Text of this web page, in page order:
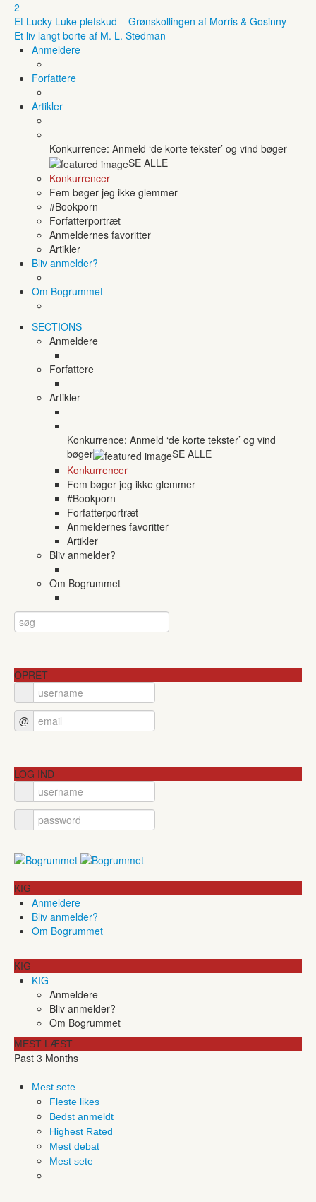
2
Et Lucky Luke pletskud – Grønskollingen af Morris & Gosinny
Et liv langt borte af M. L. Stedman
Anmeldere
Forfattere
Artikler
Konkurrence: Anmeld ‘de korte tekster’ og vind bøger
SE ALLE
Konkurrencer
Fem bøger jeg ikke glemmer
#Bookporn
Forfatterportræt
Anmeldernes favoritter
Artikler
Bliv anmelder?
Om Bogrummet
SECTIONS
Anmeldere
Forfattere
Artikler
Konkurrence: Anmeld ‘de korte tekster’ og vind
bøger
SE ALLE
Konkurrencer
Fem bøger jeg ikke glemmer
#Bookporn
Forfatterportræt
Anmeldernes favoritter
Artikler
Bliv anmelder?
Om Bogrummet
OPRET
@
LOG IND
KIG
Anmeldere
Bliv anmelder?
Om Bogrummet
KIG
KIG
Anmeldere
Bliv anmelder?
Om Bogrummet
MEST LÆST
Past 3 Months
Mest sete
Fleste likes
Bedst anmeldt
Highest Rated
Mest debat
Mest sete